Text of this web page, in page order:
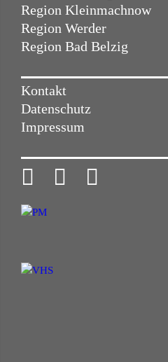
Region Kleinmachnow
Region Werder
Region Bad Belzig
Kontakt
Datenschutz
Impressum
  